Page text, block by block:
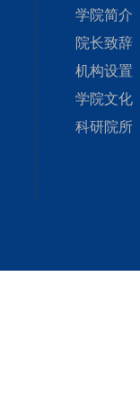
学院简介
院长致辞
机构设置
学院文化
科研院所